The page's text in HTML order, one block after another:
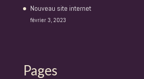
Nouveau site internet
février 3, 2023
Pages